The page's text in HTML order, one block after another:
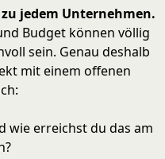
jedem Unternehmen.
Budget können völlig
sein. Genau deshalb
mit einem offenen
wie erreichst du das am